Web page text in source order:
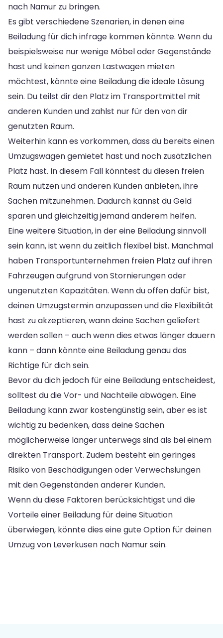
nach Namur zu bringen.
Es gibt verschiedene Szenarien, in denen eine
Beiladung für dich infrage kommen könnte. Wenn du
beispielsweise nur wenige Möbel oder Gegenstände
hast und keinen ganzen Lastwagen mieten
möchtest, könnte eine Beiladung die ideale Lösung
sein. Du teilst dir den Platz im Transportmittel mit
anderen Kunden und zahlst nur für den von dir
genutzten Raum.
Weiterhin kann es vorkommen, dass du bereits einen
Umzugswagen gemietet hast und noch zusätzlichen
Platz hast. In diesem Fall könntest du diesen freien
Raum nutzen und anderen Kunden anbieten, ihre
Sachen mitzunehmen. Dadurch kannst du Geld
sparen und gleichzeitig jemand anderem helfen.
Eine weitere Situation, in der eine Beiladung sinnvoll
sein kann, ist wenn du zeitlich flexibel bist. Manchmal
haben Transportunternehmen freien Platz auf ihren
Fahrzeugen aufgrund von Stornierungen oder
ungenutzten Kapazitäten. Wenn du offen dafür bist,
deinen Umzugstermin anzupassen und die Flexibilität
hast zu akzeptieren, wann deine Sachen geliefert
werden sollen – auch wenn dies etwas länger dauern
kann – dann könnte eine Beiladung genau das
Richtige für dich sein.
Bevor du dich jedoch für eine Beiladung entscheidest,
solltest du die Vor- und Nachteile abwägen. Eine
Beiladung kann zwar kostengünstig sein, aber es ist
wichtig zu bedenken, dass deine Sachen
möglicherweise länger unterwegs sind als bei einem
direkten Transport. Zudem besteht ein geringes
Risiko von Beschädigungen oder Verwechslungen
mit den Gegenständen anderer Kunden.
Wenn du diese Faktoren berücksichtigst und die
Vorteile einer Beiladung für deine Situation
überwiegen, könnte dies eine gute Option für deinen
Umzug von Leverkusen nach Namur sein.